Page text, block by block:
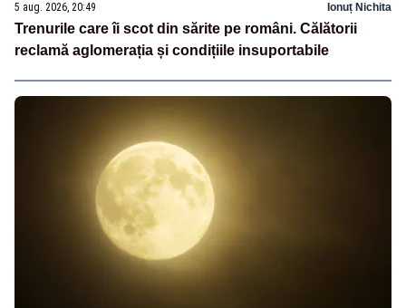
5 aug. 2026, 20:49 Ionuț Nichita
Trenurile care îi scot din sărite pe români. Călătorii
reclamă aglomerația și condițiile insuportabile